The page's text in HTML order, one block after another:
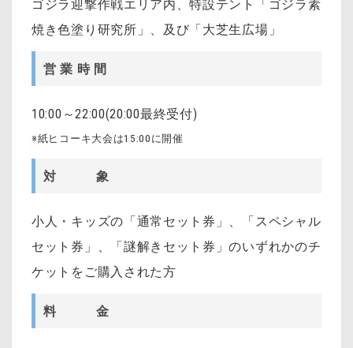
ゴジラ迎撃作戦エリア内、特設テント「ゴジラ素
焼き色塗り研究所」、及び「大芝生広場」
営 業 時 間
10:00～22:00(20:00最終受付)
※紙ヒコーキ大会は15:00に開催
対 象
小人・キッズの「通常セット券」、「スペシャル
セット券」、「謎解きセット券」のいずれかのチ
ケットをご購入された方
料 金